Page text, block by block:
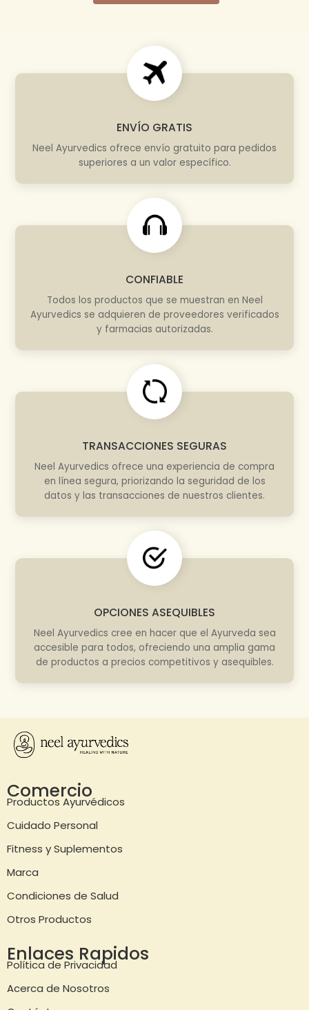
ENVÍO GRATIS
Neel Ayurvedics ofrece envío gratuito para pedidos
superiores a un valor específico.
CONFIABLE
Todos los productos que se muestran en Neel
Ayurvedics se adquieren de proveedores verificados
y farmacias autorizadas.
TRANSACCIONES SEGURAS
Neel Ayurvedics ofrece una experiencia de compra
en línea segura, priorizando la seguridad de los
datos y las transacciones de nuestros clientes.
OPCIONES ASEQUIBLES
Neel Ayurvedics cree en hacer que el Ayurveda sea
accesible para todos, ofreciendo una amplia gama
de productos a precios competitivos y asequibles.
Comercio
Productos Ayurvédicos
Cuidado Personal
Fitness y Suplementos
Marca
Condiciones de Salud
Otros Productos
Enlaces Rapidos
Política de Privacidad
Acerca de Nosotros